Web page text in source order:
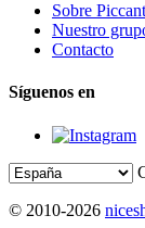
Sobre
Nuestro
Contacto
Síguenos en
© 2010-2026